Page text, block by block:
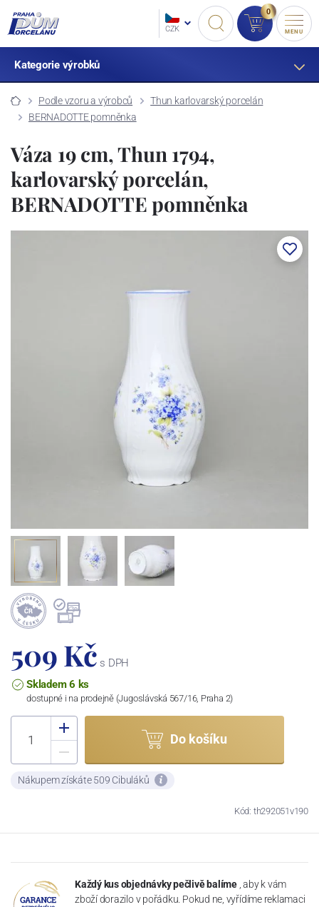
CZK
0
MENU
Kategorie výrobků
Podle vzoru a výrobců
Thun karlovarský porcelán
BERNADOTTE pomněnka
Váza 19 cm, Thun 1794,
karlovarský porcelán,
BERNADOTTE pomněnka
509 Kč s DPH
Skladem 6 ks
dostupné i na prodejně (Jugoslávská 567/16, Praha 2)
Do košíku
Nákupem získáte 509 Cibuláků
Kód: th292051v190
Každý kus objednávky pečlivě balíme , aby k vám
zboží dorazilo v pořádku. Pokud ne, vyřídíme reklamaci